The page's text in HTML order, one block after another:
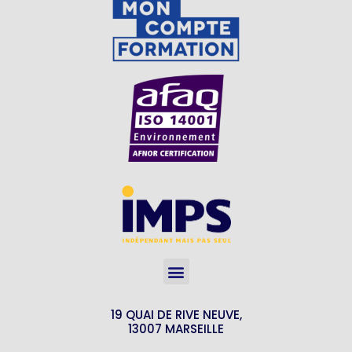
19 QUAI DE RIVE NEUVE,
13007 MARSEILLE